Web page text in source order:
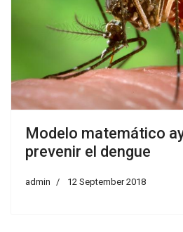
Modelo matemático
prevenir el dengue
admin 12 September 2018